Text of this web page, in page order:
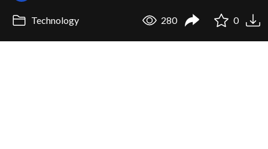
Technology 280 0